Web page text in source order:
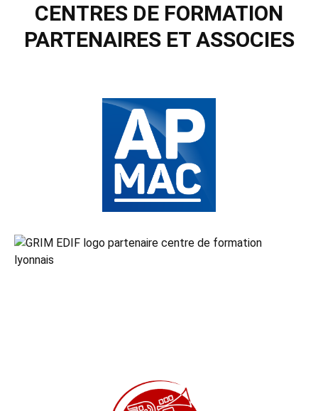
CENTRES DE FORMATION
PARTENAIRES ET ASSOCIES